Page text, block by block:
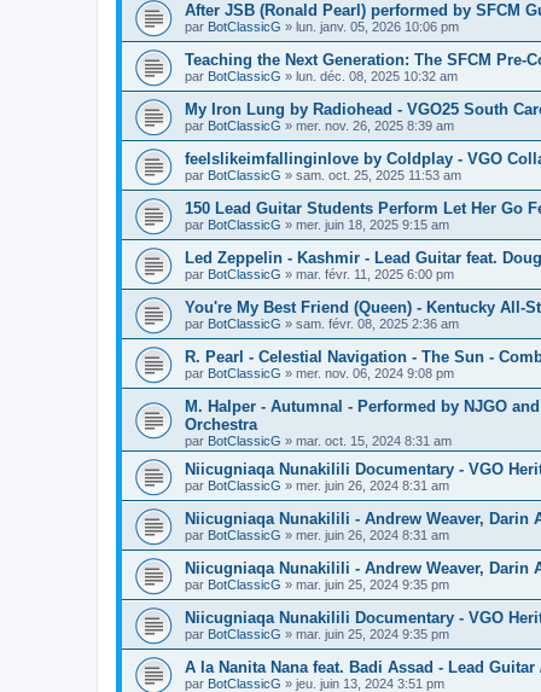
After JSB (Ronald Pearl) performed by SFCM
par BotClassicG » lun. janv. 05, 2026 10:06 pm
Teaching the Next Generation: The SFCM
par BotClassicG » lun. déc. 08, 2025 10:32 am
My Iron Lung by Radiohead - VGO25 South
par BotClassicG » mer. nov. 26, 2025 8:39 am
feelslikeimfallinginlove by Coldplay - VGO
par BotClassicG » sam. oct. 25, 2025 11:53 am
150 Lead Guitar Students Perform Let Her Go
par BotClassicG » mer. juin 18, 2025 9:15 am
Led Zeppelin - Kashmir - Lead Guitar feat.
par BotClassicG » mar. févr. 11, 2025 6:00 pm
You're My Best Friend (Queen) - Kentucky All-
par BotClassicG » sam. févr. 08, 2025 2:36 am
R. Pearl - Celestial Navigation - The Sun -
par BotClassicG » mer. nov. 06, 2024 9:08 pm
M. Halper - Autumnal - Performed by NJGO
Orchestra
par BotClassicG » mar. oct. 15, 2024 8:31 am
Niicugniaqa Nunakilili Documentary - VGO
par BotClassicG » mer. juin 26, 2024 8:31 am
Niicugniaqa Nunakilili - Andrew Weaver, Darin
par BotClassicG » mer. juin 26, 2024 8:31 am
Niicugniaqa Nunakilili - Andrew Weaver, Darin
par BotClassicG » mar. juin 25, 2024 9:35 pm
Niicugniaqa Nunakilili Documentary - VGO
par BotClassicG » mar. juin 25, 2024 9:35 pm
A la Nanita Nana feat. Badi Assad - Lead
par BotClassicG » jeu. juin 13, 2024 3:51 pm